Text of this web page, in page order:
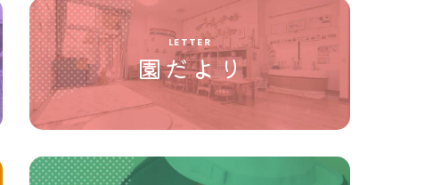
LETTER
園だより